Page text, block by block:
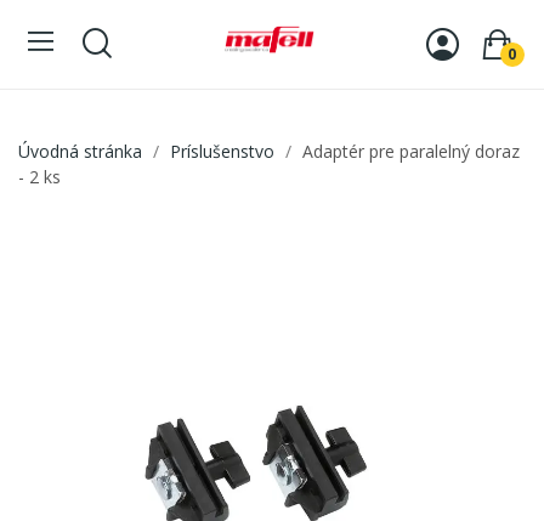
0
Úvodná stránka Príslušenstvo
Adaptér pre paralelný doraz
- 2 ks